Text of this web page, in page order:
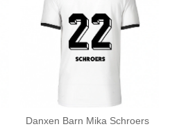
Danxen Barn Mika Schroers